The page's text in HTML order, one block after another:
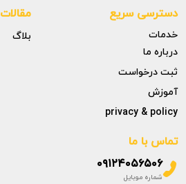
دسترسی سریع
خدمات
درباره ما
ثبت درخواست
آموزش
privacy & policy
مقالات
بلاگ
تماس با ما
۰۹۱۲۴۰۵۶۵۰۶
شماره موبایل